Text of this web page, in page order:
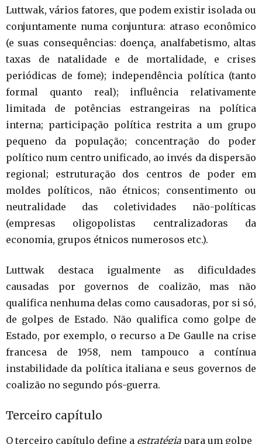
Luttwak, vários fatores, que podem existir isolada ou
conjuntamente numa conjuntura: atraso econômico
(e suas consequências: doença, analfabetismo, altas
taxas de natalidade e de mortalidade, e crises
periódicas de fome); independência política (tanto
formal quanto real); influência relativamente
limitada de potências estrangeiras na política
interna; participação política restrita a um grupo
pequeno da população; concentração do poder
político num centro unificado, ao invés da dispersão
regional; estruturação dos centros de poder em
moldes políticos, não étnicos; consentimento ou
neutralidade das coletividades não-políticas
(empresas oligopolistas centralizadoras da
economia, grupos étnicos numerosos etc.).
Luttwak destaca igualmente as dificuldades
causadas por governos de coalizão, mas não
qualifica nenhuma delas como causadoras, por si só,
de golpes de Estado. Não qualifica como golpe de
Estado, por exemplo, o recurso a De Gaulle na crise
francesa de 1958, nem tampouco a contínua
instabilidade da política italiana e seus governos de
coalizão no segundo pós-guerra.
Terceiro capítulo
O terceiro capítulo define a estratégia para um golpe